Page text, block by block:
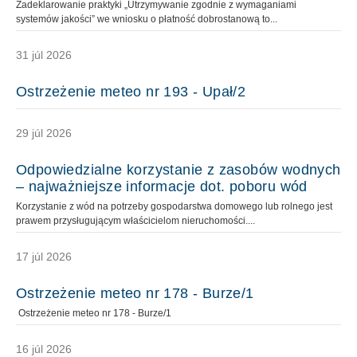
Zadeklarowanie praktyki „Utrzymywanie zgodnie z wymaganiami
systemów jakości” we wniosku o płatność dobrostanową to...
31 júl 2026
Ostrzeżenie meteo nr 193 - Upał/2
29 júl 2026
Odpowiedzialne korzystanie z zasobów wodnych
– najważniejsze informacje dot. poboru wód
Korzystanie z wód na potrzeby gospodarstwa domowego lub rolnego jest
prawem przysługującym właścicielom nieruchomości....
17 júl 2026
Ostrzeżenie meteo nr 178 - Burze/1
Ostrzeżenie meteo nr 178 - Burze/1
16 júl 2026